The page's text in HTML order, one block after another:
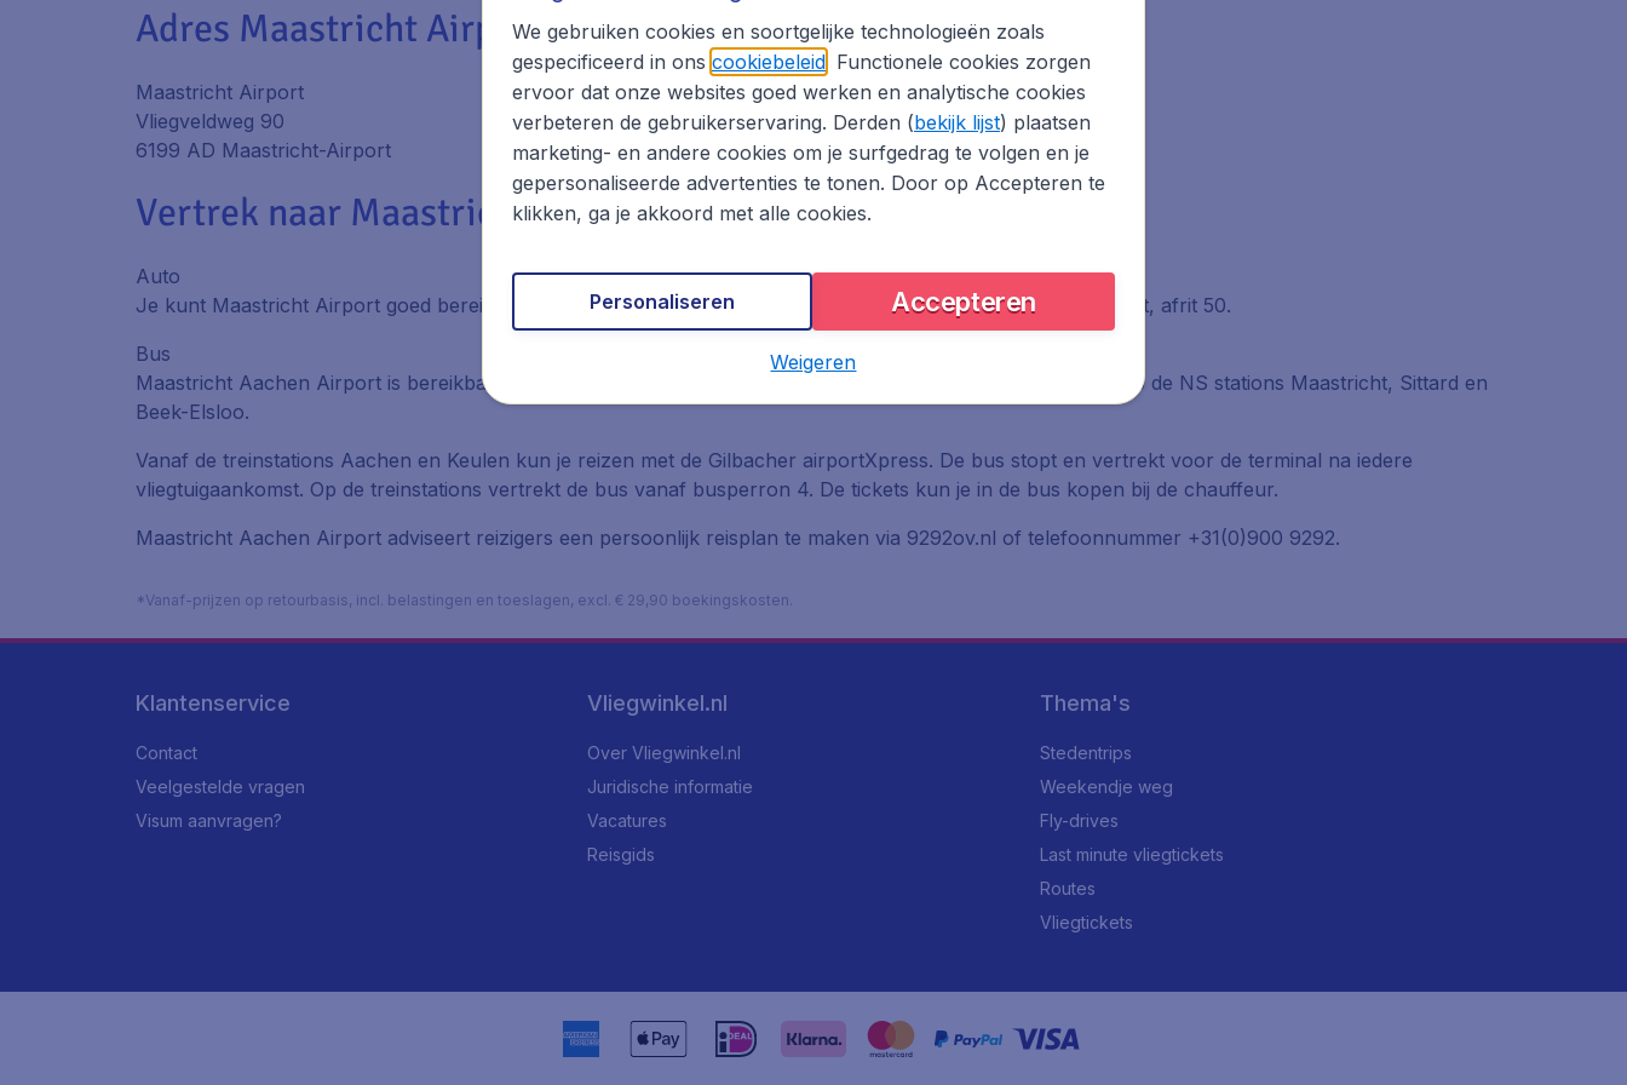
Adres Maastricht Airport
Maastricht Airport
Vliegveldweg 90
6199 AD Maastricht-Airport
Vertrek naar Maastricht Airport
Auto
Je kunt Maastricht Airport goed bereiken met de auto. Volg de E25 en neem afslag Maastricht Aachen Airport, afrit 50.
Bus
Maastricht Aachen Airport is bereikbaar met Veolia lijn 59 Maastricht-Sittard en vice versa. Deze bus stopt op de NS stations Maastricht, Sittard en
Beek-Elsloo.
Vanaf de treinstations Aachen en Keulen kun je reizen met de Gilbacher airportXpress. De bus stopt en vertrekt voor de terminal na iedere
vliegtuigaankomst. Op de treinstations vertrekt de bus vanaf busperron 4. De tickets kun je in de bus kopen bij de chauffeur.
Maastricht Aachen Airport adviseert reizigers een persoonlijk reisplan te maken via 9292ov.nl of telefoonnummer +31(0)900 9292.
*Vanaf-prijzen op retourbasis, incl. belastingen en toeslagen, excl. € 29,90 boekingskosten.
Klantenservice
Contact
Veelgestelde vragen
Visum aanvragen?
Vliegwinkel.nl
Over Vliegwinkel.nl
Juridische informatie
Vacatures
Reisgids
Thema's
Stedentrips
Weekendje weg
Fly-drives
Last minute vliegtickets
Routes
Vliegtickets
We gebruiken cookies en soortgelijke technologieën zoals
gespecificeerd in ons cookiebeleid. Functionele cookies zorgen
ervoor dat onze websites goed werken en analytische cookies
verbeteren de gebruikerservaring. Derden (bekijk lijst) plaatsen
marketing- en andere cookies om je surfgedrag te volgen en je
gepersonaliseerde advertenties te tonen. Door op Accepteren te
klikken, ga je akkoord met alle cookies.
Accepteren
Personaliseren
Weigeren